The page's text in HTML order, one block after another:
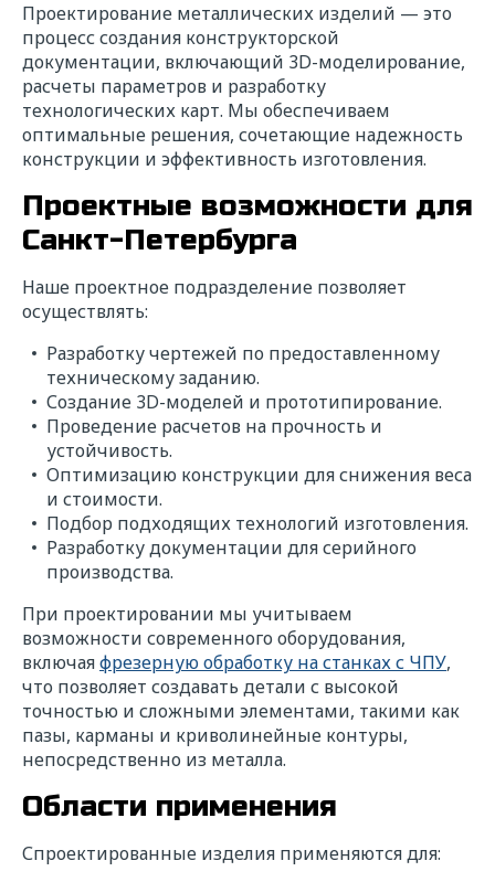
Проектирование металлических изделий — это
процесс создания конструкторской
документации, включающий 3D-моделирование,
расчеты параметров и разработку
технологических карт. Мы обеспечиваем
оптимальные решения, сочетающие надежность
конструкции и эффективность изготовления.
Проектные возможности для
Санкт-Петербурга
Наше проектное подразделение позволяет
осуществлять:
Разработку чертежей по предоставленному
техническому заданию.
Создание 3D-моделей и прототипирование.
Проведение расчетов на прочность и
устойчивость.
Оптимизацию конструкции для снижения веса
и стоимости.
Подбор подходящих технологий изготовления.
Разработку документации для серийного
производства.
При проектировании мы учитываем
возможности современного оборудования,
включаяфрезерную обработку на станках с ЧПУ,
что позволяет создавать детали с высокой
точностью и сложными элементами, такими как
пазы, карманы и криволинейные контуры,
непосредственно из металла.
Области применения
Спроектированные изделия применяются для: